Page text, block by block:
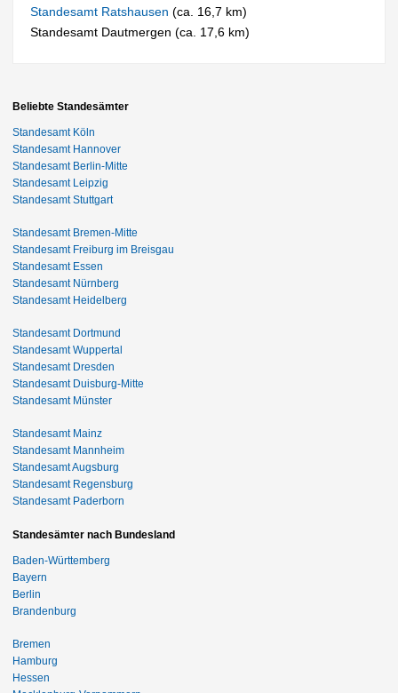
Standesamt Ratshausen(ca. 16,7 km)
Standesamt Dautmergen (ca. 17,6 km)
Beliebte Standesämter
Standesamt Köln
Standesamt Hannover
Standesamt Berlin-Mitte
Standesamt Leipzig
Standesamt Stuttgart
Standesamt Bremen-Mitte
Standesamt Freiburg im Breisgau
Standesamt Essen
Standesamt Nürnberg
Standesamt Heidelberg
Standesamt Dortmund
Standesamt Wuppertal
Standesamt Dresden
Standesamt Duisburg-Mitte
Standesamt Münster
Standesamt Mainz
Standesamt Mannheim
Standesamt Augsburg
Standesamt Regensburg
Standesamt Paderborn
Standesämter nach Bundesland
Baden-Württemberg
Bayern
Berlin
Brandenburg
Bremen
Hamburg
Hessen